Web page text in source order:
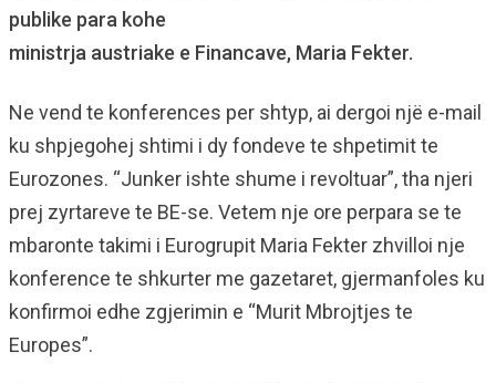
publike para kohe
ministrja austriake e Financave, Maria Fekter.
Ne vend te konferences per shtyp, ai dergoi një e-mail
ku shpjegohej shtimi i dy fondeve te shpetimit te
Eurozones. “Junker ishte shume i revoltuar”, tha njeri
prej zyrtareve te BE-se. Vetem nje ore perpara se te
mbaronte takimi i Eurogrupit Maria Fekter zhvilloi nje
konference te shkurter me gazetaret, gjermanfoles ku
konfirmoi edhe zgjerimin e “Murit Mbrojtjes te
Europes”.